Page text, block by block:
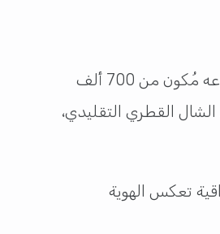
كشفت المؤسسة العامة للحي الثقافي (كتارا) عن العمل الفني الفريد من نوعه ممثل في “جدارية الشال”، فهو عمل فني فريد من نوعه مُكون من 700 ألف
كتارا، وهي القطع التي تجسد نمط الشال القطري التقليدي،
تعكس الهوية